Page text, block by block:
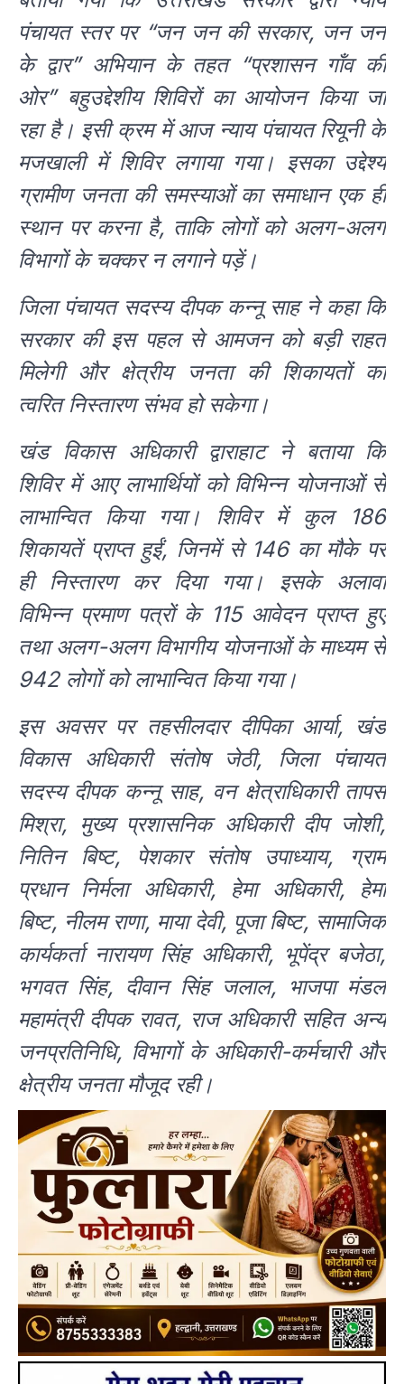
पंचायत स्तर पर “जन जन की सरकार, जन जन
के द्वार” अभियान के तहत “प्रशासन गाँव की
ओर” बहुउद्देशीय शिविरों का आयोजन किया जा
रहा है। इसी क्रम में आज न्याय पंचायत रियूनी के
मजखाली में शिविर लगाया गया। इसका उद्देश्य
ग्रामीण जनता की समस्याओं का समाधान एक ही
स्थान पर करना है, ताकि लोगों को अलग-अलग
विभागों के चक्कर न लगाने पड़ें।
जिला पंचायत सदस्य दीपक कन्नू साह ने कहा कि
सरकार की इस पहल से आमजन को बड़ी राहत
मिलेगी और क्षेत्रीय जनता की शिकायतों का
त्वरित निस्तारण संभव हो सकेगा।
खंड विकास अधिकारी द्वाराहाट ने बताया कि
शिविर में आए लाभार्थियों को विभिन्न योजनाओं से
लाभान्वित किया गया। शिविर में कुल 186
शिकायतें प्राप्त हुईं, जिनमें से 146 का मौके पर
ही निस्तारण कर दिया गया। इसके अलावा
विभिन्न प्रमाण पत्रों के 115 आवेदन प्राप्त हुए
तथा अलग-अलग विभागीय योजनाओं के माध्यम से
942 लोगों को लाभान्वित किया गया।
इस अवसर पर तहसीलदार दीपिका आर्या, खंड
विकास अधिकारी संतोष जेठी, जिला पंचायत
सदस्य दीपक कन्नू साह, वन क्षेत्राधिकारी तापस
मिश्रा, मुख्य प्रशासनिक अधिकारी दीप जोशी,
नितिन बिष्ट, पेशकार संतोष उपाध्याय, ग्राम
प्रधान निर्मला अधिकारी, हेमा अधिकारी, हेमा
बिष्ट, नीलम राणा, माया देवी, पूजा बिष्ट, सामाजिक
कार्यकर्ता नारायण सिंह अधिकारी, भूपेंद्र बजेठा,
भगवत सिंह, दीवान सिंह जलाल, भाजपा मंडल
महामंत्री दीपक रावत, राज अधिकारी सहित अन्य
जनप्रतिनिधि, विभागों के अधिकारी-कर्मचारी और
क्षेत्रीय जनता मौजूद रही।